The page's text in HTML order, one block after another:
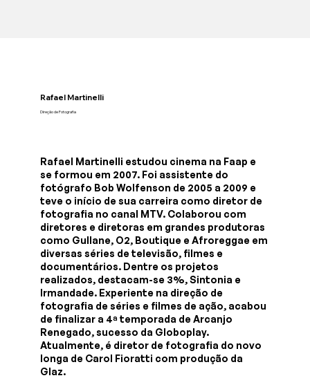
Rafael Martinelli
Direção de Fotografia
Rafael Martinelli estudou cinema na Faap e
se formou em 2007. Foi assistente do
fotógrafo Bob Wolfenson de 2005 a 2009 e
teve o início de sua carreira como diretor de
fotografia no canal MTV. Colaborou com
diretores e diretoras em grandes produtoras
como Gullane, O2, Boutique e Afroreggae em
diversas séries de televisão, filmes e
documentários. Dentre os projetos
realizados, destacam-se 3%, Sintonia e
Irmandade. Experiente na direção de
fotografia de séries e filmes de ação, acabou
de finalizar a 4ª temporada de Arcanjo
Renegado, sucesso da Globoplay.
Atualmente, é diretor de fotografia do novo
longa de Carol Fioratti com produção da
Glaz.